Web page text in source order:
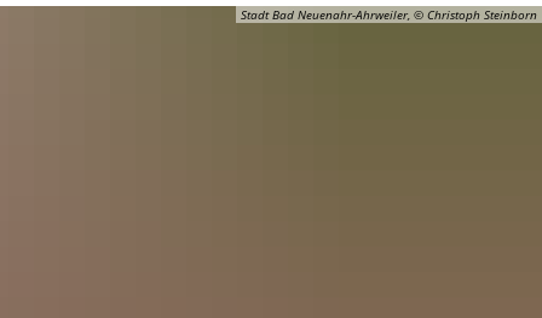
Stadt Bad Neuenahr-Ahrweiler, © Christoph Steinborn